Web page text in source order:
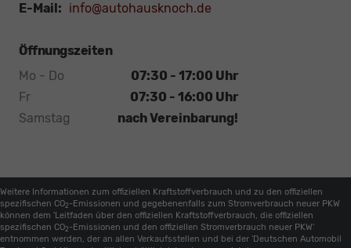
E-Mail: info@autohausknoch.de
Öffnungszeiten
Mo - Do
07:30 - 17:00 Uhr
Fr
07:30 - 16:00 Uhr
Samstag
nach Vereinbarung!
Weitere Informationen zum offiziellen Kraftstoffverbrauch und zu den offiziellen
spezifischen CO2 -Emissionen und gegebenenfalls zum Stromverbrauch neuer PKW
können dem 'Leitfaden über den offiziellen Kraftstoffverbrauch, die offiziellen
spezifischen CO2 -Emissionen und den offiziellen Stromverbrauch neuer PKW'
entnommen werden, der an allen Verkaufsstellen und bei der 'Deutschen Automobil